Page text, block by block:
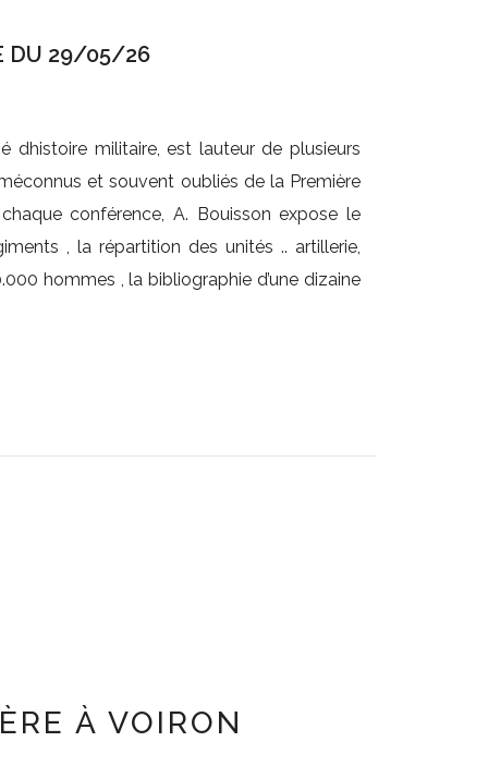
DU 29/05/26
militaire, est lauteur de plusieurs
et souvent oubliés de la Première
conférence, A. Bouisson expose le
, la répartition des unités .. artillerie,
hommes , la bibliographie d’une dizaine
À VOIRON